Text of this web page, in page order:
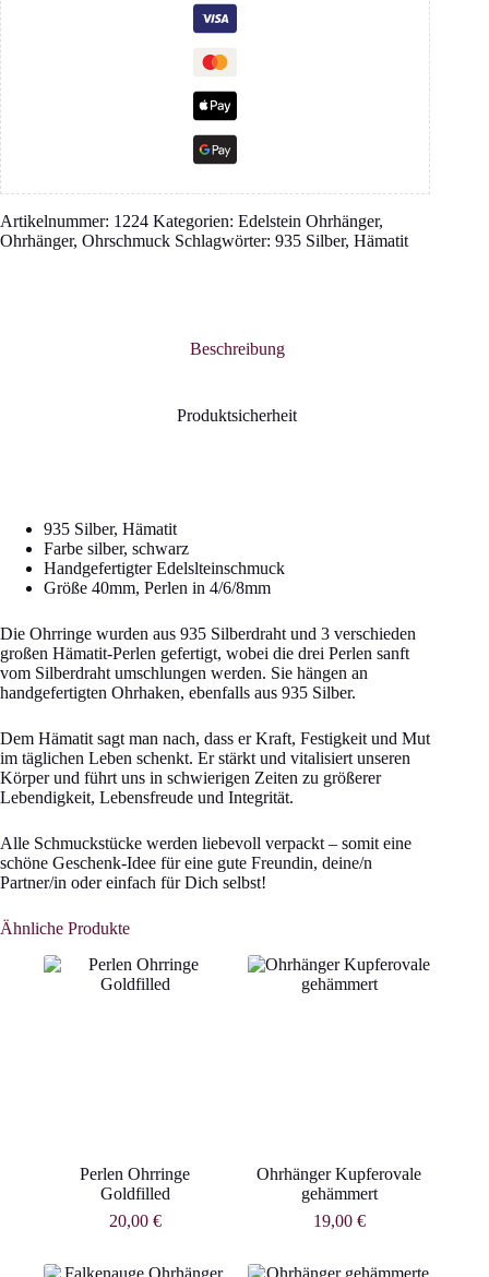
Menge
Artikelnummer: 1224 Kategorien: Edelstein Ohrhänger,
Ohrhänger, Ohrschmuck Schlagwörter: 935 Silber, Hämatit
Beschreibung
Produktsicherheit
935 Silber, Hämatit
Farbe silber, schwarz
Handgefertigter Edelslteinschmuck
Größe 40mm, Perlen in 4/6/8mm
Die Ohrringe wurden aus 935 Silberdraht und 3 verschieden
großen Hämatit-Perlen gefertigt, wobei die drei Perlen sanft
vom Silberdraht umschlungen werden. Sie hängen an
handgefertigten Ohrhaken, ebenfalls aus 935 Silber.
Dem Hämatit sagt man nach, dass er Kraft, Festigkeit und Mut
im täglichen Leben schenkt. Er stärkt und vitalisiert unseren
Körper und führt uns in schwierigen Zeiten zu größerer
Lebendigkeit, Lebensfreude und Integrität.
Alle Schmuckstücke werden liebevoll verpackt – somit eine
schöne Geschenk-Idee für eine gute Freundin, deine/n
Partner/in oder einfach für Dich selbst!
Ähnliche Produkte
Perlen Ohrringe
Goldfilled
20,00 €
Ohrhänger Kupferovale
gehämmert
19,00 €